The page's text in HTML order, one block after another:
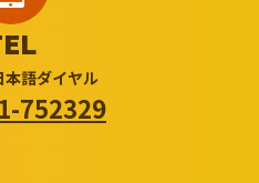
本語ダイヤル
752329